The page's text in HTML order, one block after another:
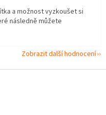
a možnost vyzkoušet si
následně můžete
Zobrazit další hodnocení